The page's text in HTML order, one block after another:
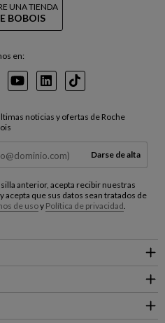
UNA TIENDA
BOBOIS
en:
YoutubeLinkedInTikTok
noticias y ofertas de Roche
Darse de alta
anterior, acepta recibir nuestras
que sus datos sean tratados de
de usoy Política de privacidad